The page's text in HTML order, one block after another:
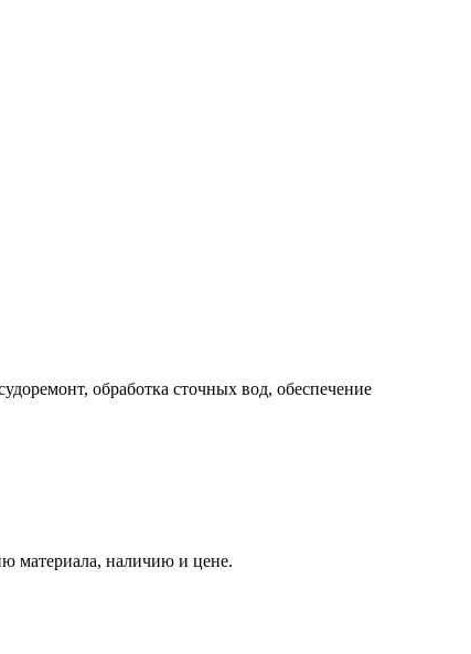
обработка сточных вод, обеспечение
материала, наличию и цене.